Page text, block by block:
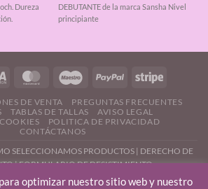
Dureza
DEBUTANTE de la marca Sansha Nivel
principiante
DE VENTA
PREGUNTAS FRECUENTES
TABLAS DE TALLAS
AVISO LEGAL
POLITICA DE PRIVACIDAD
CONTÁCTANOS
SELECCIONAMOS PRODUCTOS| DERECHO DE
|FORMULARIO DE DESISTIMIENTO
optimizar nuestro sitio web y nuestro